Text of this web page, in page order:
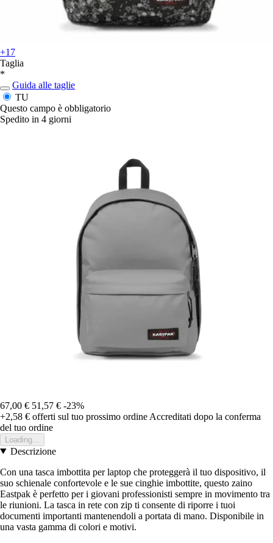
+17
Taglia
*
Guida alle taglie
TU
Questo campo è obbligatorio
Spedito in 4 giorni
67,00 € 51,57 € -23%
+2,58 € offerti sul tuo prossimo ordine Accreditati dopo la conferma
del tuo ordine
Loading...
Descrizione
Con una tasca imbottita per laptop che proteggerà il tuo dispositivo, il
suo schienale confortevole e le sue cinghie imbottite, questo zaino
Eastpak è perfetto per i giovani professionisti sempre in movimento tra
le riunioni. La tasca in rete con zip ti consente di riporre i tuoi
documenti importanti mantenendoli a portata di mano. Disponibile in
una vasta gamma di colori e motivi.